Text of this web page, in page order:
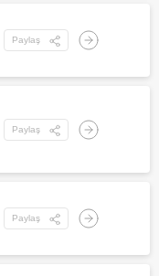
Paylaş
Paylaş
Paylaş